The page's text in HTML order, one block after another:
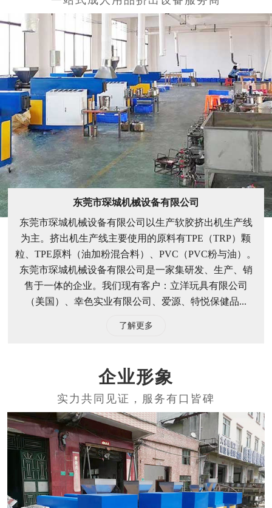
东莞市琛城机械设备有限公司
东莞市琛城机械设备有限公司以生产软胶挤出机生产线
为主。挤出机生产线主要使用的原料有TPE（TRP）颗
粒、TPE原料（油加粉混合料）、PVC（PVC粉与油）。
东莞市琛城机械设备有限公司是一家集研发、生产、销
售于一体的企业。我们现有客户：立洋玩具有限公司
（美国）、幸色实业有限公司、爱源、特悦保健品...
了解更多
企业形象